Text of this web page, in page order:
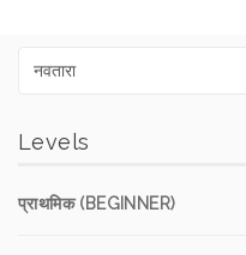
Levels
प्राथमिक (BEGINNER)